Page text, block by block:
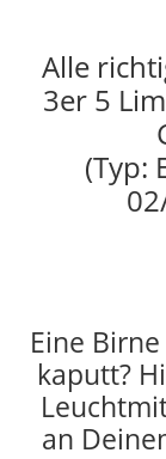
Alle
3er 5
(Typ:
Eine
kaputt?
an